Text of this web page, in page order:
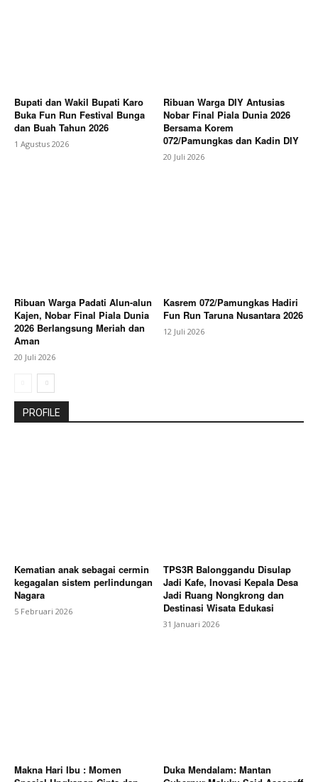
Bupati dan Wakil Bupati Karo
Buka Fun Run Festival Bunga
dan Buah Tahun 2026
1 Agustus 2026
Ribuan Warga DIY Antusias
Nobar Final Piala Dunia 2026
Bersama Korem
072/Pamungkas dan Kadin DIY
20 Juli 2026
Ribuan Warga Padati Alun-alun
Kajen, Nobar Final Piala Dunia
2026 Berlangsung Meriah dan
Aman
20 Juli 2026
Kasrem 072/Pamungkas Hadiri
Fun Run Taruna Nusantara 2026
12 Juli 2026
PROFILE
Kematian anak sebagai cermin
kegagalan sistem perlindungan
Nagara
5 Februari 2026
TPS3R Balonggandu Disulap
Jadi Kafe, Inovasi Kepala Desa
Jadi Ruang Nongkrong dan
Destinasi Wisata Edukasi
31 Januari 2026
Makna Hari Ibu : Momen
Duka Mendalam: Mantan